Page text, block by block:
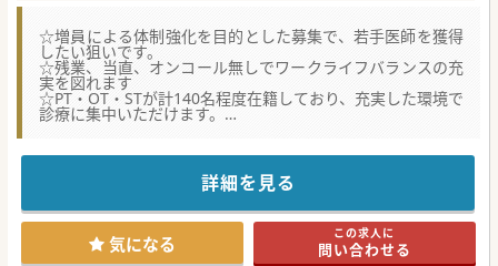
☆増員による体制強化を目的とした募集で、若手医師を獲得
したい狙いです。
☆残業、当直、オンコール無しでワークライフバランスの充
実を図れます
☆PT・OT・STが計140名程度在籍しており、充実した環境で
診療に集中いただけます。
★☆コンサルタントからのメッセージ★☆
ただく必要がございません。
☆最寄駅から徒歩5分の為、京都や大阪等、県外から通勤さ
れている先生もいらっしゃいます。
☆担当者が実際に足を運んだ医療機関です。ご興味ございま
したらお気軽にお問い合わせください。
#秋入職可
詳細を見る
気になる この求人に
問い合わせる